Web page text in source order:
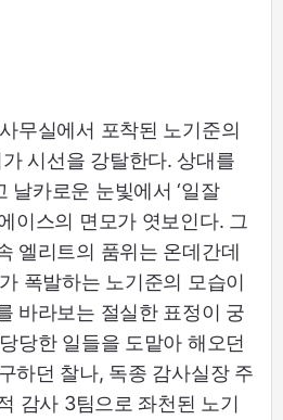
무실에서 포착된 노기준의
시선을 강탈한다. 상대를
날카로운 눈빛에서 ‘일잘
이스의 면모가 엿보인다. 그
엘리트의 품위는 온데간데
폭발하는 노기준의 모습이
바라보는 절실한 표정이 궁
당한 일들을 도맡아 해오던
하던 찰나, 독종 감사실장 주
감사 3팀으로 좌천된 노기